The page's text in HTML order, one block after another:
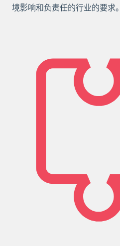
境影响和负责任的行业的要求。